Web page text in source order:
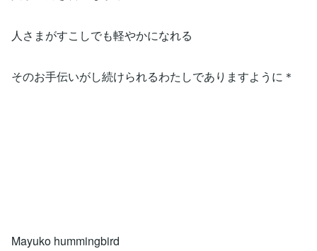
人さまがすこしでも軽やかになれる
そのお手伝いがし続けられるわたしでありますように＊
Mayuko hummingbird